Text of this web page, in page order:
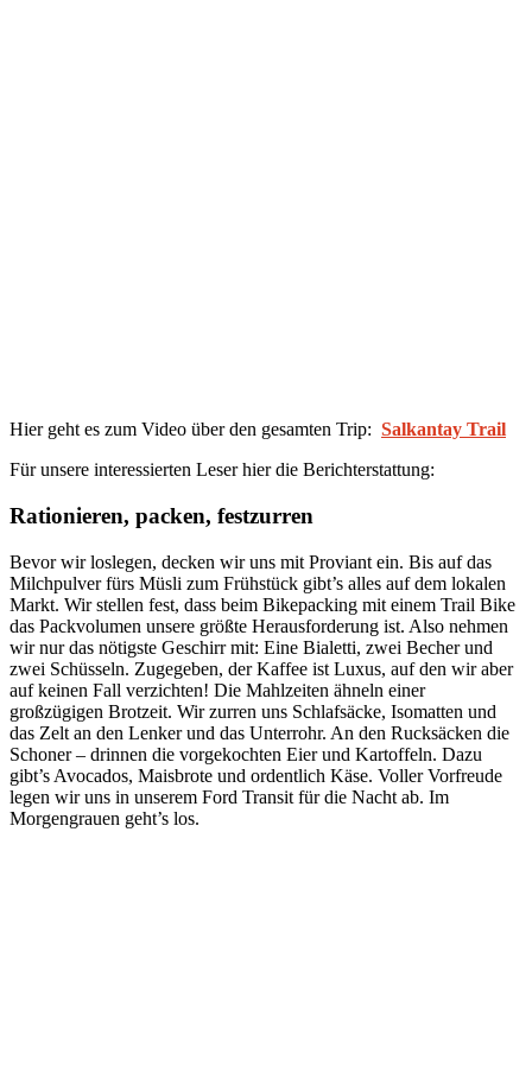
Hier geht es zum Video über den gesamten Trip: Salkantay Trail
Für unsere interessierten Leser hier die Berichterstattung:
Rationieren, packen, festzurren
Bevor wir loslegen, decken wir uns mit Proviant ein. Bis auf das
Milchpulver fürs Müsli zum Frühstück gibt’s alles auf dem lokalen
Markt. Wir stellen fest, dass beim Bikepacking mit einem Trail Bike
das Packvolumen unsere größte Herausforderung ist. Also nehmen
wir nur das nötigste Geschirr mit: Eine Bialetti, zwei Becher und
zwei Schüsseln. Zugegeben, der Kaffee ist Luxus, auf den wir aber
auf keinen Fall verzichten! Die Mahlzeiten ähneln einer
großzügigen Brotzeit. Wir zurren uns Schlafsäcke, Isomatten und
das Zelt an den Lenker und das Unterrohr. An den Rucksäcken die
Schoner – drinnen die vorgekochten Eier und Kartoffeln. Dazu
gibt’s Avocados, Maisbrote und ordentlich Käse. Voller Vorfreude
legen wir uns in unserem Ford Transit für die Nacht ab. Im
Morgengrauen geht’s los.